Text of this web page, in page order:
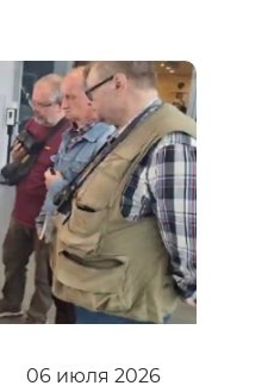
06 июля 2026